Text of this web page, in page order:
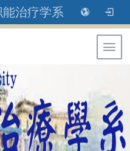
治疗学系